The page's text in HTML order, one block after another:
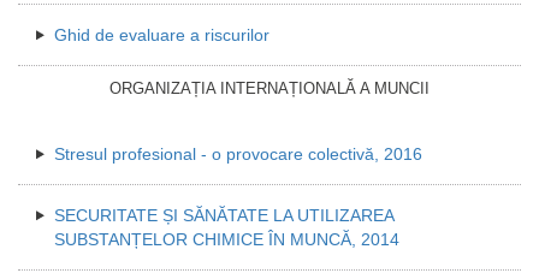
Ghid de evaluare a riscurilor
ORGANIZAȚIA INTERNAȚIONALĂ A MUNCII
Stresul profesional - o provocare colectivă, 2016
SECURITATE ȘI SĂNĂTATE LA UTILIZAREA
SUBSTANȚELOR CHIMICE ÎN MUNCĂ, 2014